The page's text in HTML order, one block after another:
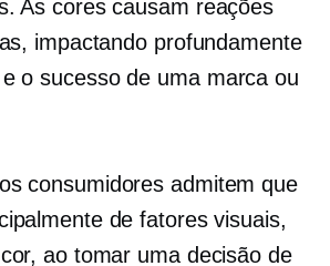
As cores causam reações
impactando profundamente
o sucesso de uma marca ou
consumidores admitem que
de fatores visuais,
ao tomar uma decisão de